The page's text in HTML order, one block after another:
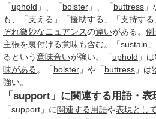
「uphold 」、「bolster 」、「buttress
も、「支え る」「援助する 」「支持する
ぞれ微妙なニュアンスの違いがある。 例
主張を裏付ける意味も含む。「sustain
るという意味合いが強い。「uphold 」
味がある 。「bolster 」や「buttress 」は
強い。
「support」に関連する用語・表
「support」に関連する用語や表現とし